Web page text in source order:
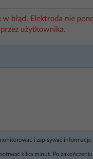
błąd. Elektroda nie
użytkownika.
i zapisywać
kilka minut. Po